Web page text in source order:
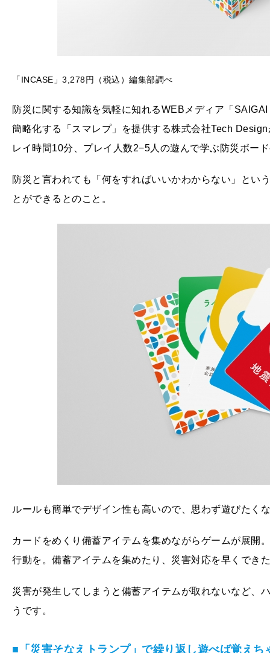
「INCASE」3,278円（税込）編集部調べ
防災に関する知識を気軽に知れるWEBメディア「
簡略化する「スマレプ」を提供する株式会社Tech
レイ時間10分、プレイ人数2−5人の遊んで学ぶ防災ボー
防災と言われても「何をすればいいかわからない」とい
とができるとのこと。
ルールも簡単でデザイン性も高いので、思わず遊びたく
カードをめくり備蓄アイテムを集めながらゲームが展開
行動を。備蓄アイテムを集めたり、災害対応を早くでき
災害が発生してしまうと備蓄アイテムが取れないなど、
うです。
■「災害そなえトランプ」で繰り返し遊べば覚えち